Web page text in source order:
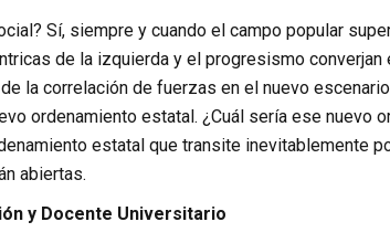
Sí, siempre y cuando el campo popular
de la izquierda y el progresismo converjan
la correlación de fuerzas en el nuevo
ordenamiento estatal. ¿Cuál sería ese nuevo
estatal que transite inevitablemente
abiertas.
y Docente Universitario